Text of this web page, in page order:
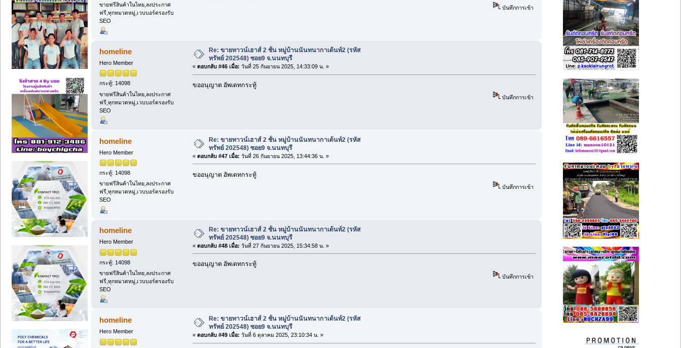
ขายฟรีสินค้าในไทย,ลงประกาศ
ฟรี,ทุกหมวดหมู่,เวบบอร์ดรองรับ
SEO
บันทึกการเข้า
homeline
Hero Member
กระทู้: 14098
ขายฟรีสินค้าในไทย,ลงประกาศ
ฟรี,ทุกหมวดหมู่,เวบบอร์ดรองรับ
SEO
Re: ขายทาวน์เฮาส์ 2 ชั้น หมู่บ้านนันทนากาเด้นท์2 (รหัส
ทรัพย์ 202548) ซอย9 จ.นนทบุรี
« ตอบกลับ #46 เมื่อ: วันที่ 25 กันยายน 2025, 14:33:09 น. »
ขออนุญาต อัพเดทกระทู้
บันทึกการเข้า
homeline
Hero Member
กระทู้: 14098
ขายฟรีสินค้าในไทย,ลงประกาศ
ฟรี,ทุกหมวดหมู่,เวบบอร์ดรองรับ
SEO
Re: ขายทาวน์เฮาส์ 2 ชั้น หมู่บ้านนันทนากาเด้นท์2 (รหัส
ทรัพย์ 202548) ซอย9 จ.นนทบุรี
« ตอบกลับ #47 เมื่อ: วันที่ 26 กันยายน 2025, 13:44:36 น. »
ขออนุญาต อัพเดทกระทู้
บันทึกการเข้า
homeline
Hero Member
กระทู้: 14098
ขายฟรีสินค้าในไทย,ลงประกาศ
ฟรี,ทุกหมวดหมู่,เวบบอร์ดรองรับ
SEO
Re: ขายทาวน์เฮาส์ 2 ชั้น หมู่บ้านนันทนากาเด้นท์2 (รหัส
ทรัพย์ 202548) ซอย9 จ.นนทบุรี
« ตอบกลับ #48 เมื่อ: วันที่ 27 กันยายน 2025, 15:34:58 น. »
ขออนุญาต อัพเดทกระทู้
บันทึกการเข้า
homeline
Hero Member
Re: ขายทาวน์เฮาส์ 2 ชั้น หมู่บ้านนันทนากาเด้นท์2 (รหัส
ทรัพย์ 202548) ซอย9 จ.นนทบุรี
« ตอบกลับ #49 เมื่อ: วันที่ 6 ตุลาคม 2025, 23:10:34 น. »